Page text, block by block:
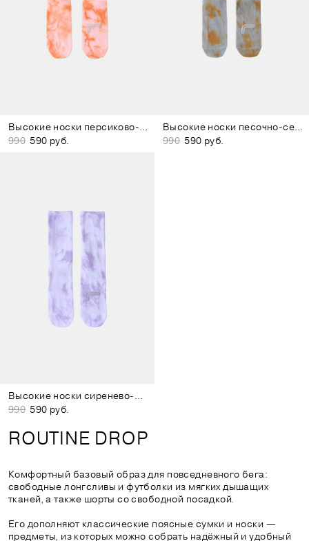
Высокие носки персиково-розовые
990 590 руб.
Высокие носки песочно-серые
990 590 руб.
Высокие носки сиренево-белые
990 590 руб.
ROUTINE DROP
Комфортный базовый образ для повседневного бега:
свободные лонгсливы и футболки из мягких дышащих
тканей, а также шорты со свободной посадкой.
Его дополняют классические поясные сумки и носки —
предметы, из которых можно собрать надёжный и удобный